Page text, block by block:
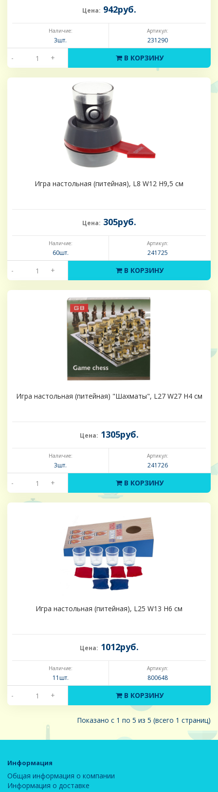
Цена: 942руб.
Наличие:
3шт.
Артикул:
231290
- + В КОРЗИНУ
Игра настольная (питейная), L8 W12 H9,5 см
Цена: 305руб.
Наличие:
60шт.
Артикул:
241725
- + В КОРЗИНУ
Игра настольная (питейная) "Шахматы", L27 W27 H4 см
Цена: 1305руб.
Наличие:
3шт.
Артикул:
241726
- + В КОРЗИНУ
Игра настольная (питейная), L25 W13 H6 см
Цена: 1012руб.
Наличие:
11шт.
Артикул:
800648
- + В КОРЗИНУ
Показано с 1 по 5 из 5 (всего 1 страниц)
Информация
Общая информация о компании
Информация о доставке